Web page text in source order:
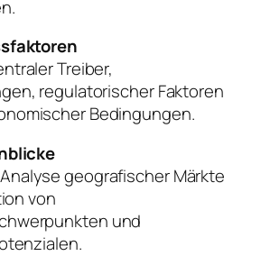
Treiber,
regulatorischer Faktoren
Bedingungen.
geografischer Märkte
von
und